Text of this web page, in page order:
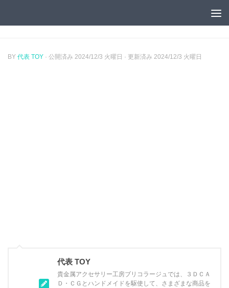
BY 代表 TOY · 公開済み 2024/12/3 火曜日 · 更新済み 2024/12/3 火曜日
代表 TOY
貴金属アクセサリー工房ブリコラージュでは、３ＤＣＡ
Ｄ・ＣＧとハンドメイドを駆使して、さまざまな商品を